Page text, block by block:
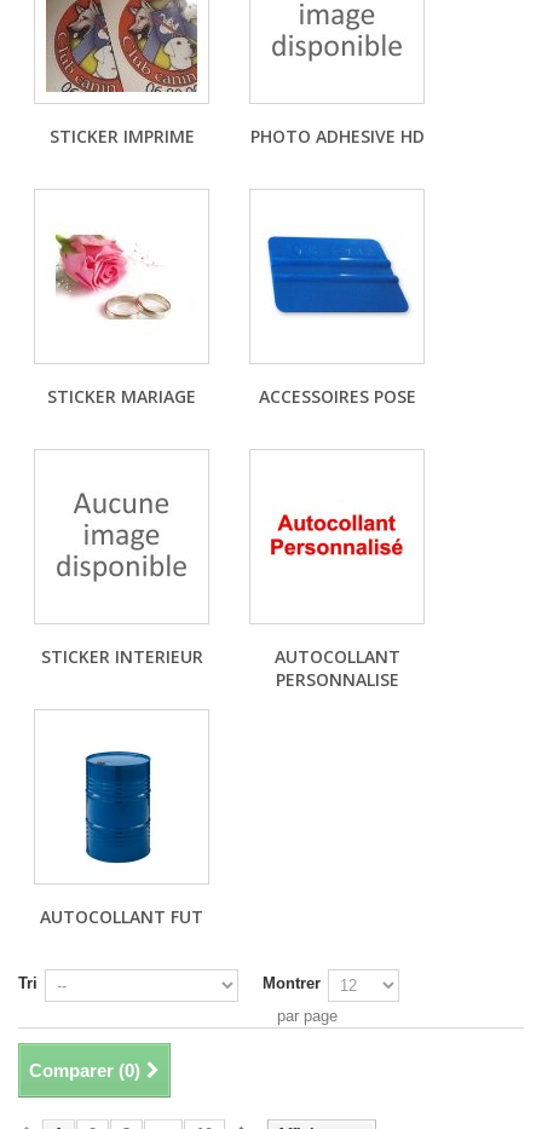
STICKER IMPRIME PHOTO ADHESIVE HD
STICKER MARIAGE ACCESSOIRES POSE
STICKER INTERIEUR
AUTOCOLLANT
PERSONNALISE
AUTOCOLLANT FUT
Tri
Montrer
par page
Comparer (0)